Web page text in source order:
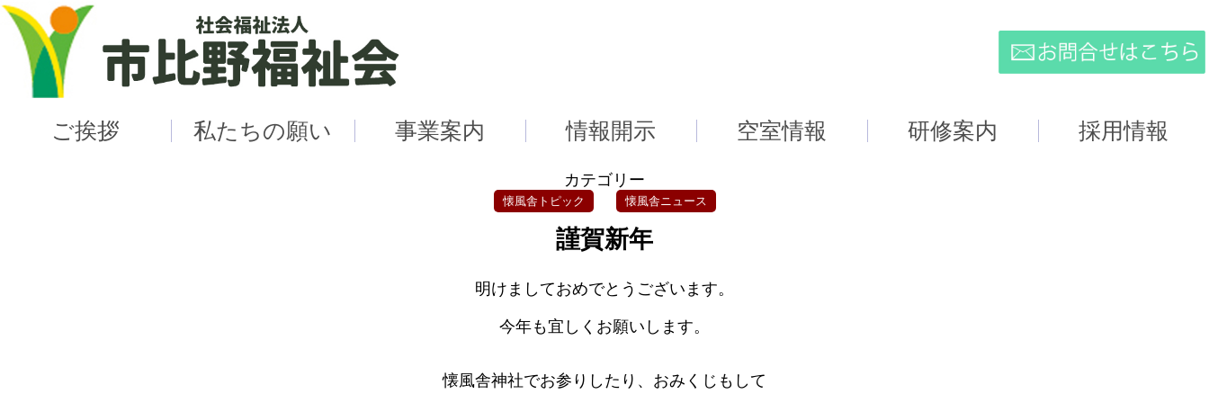
ご挨拶 私たちの願い 事業案内 情報開示 空室情報 研修案内 採用情報
カテゴリー
懐風舎トピック 懐風舎ニュース
謹賀新年
明けましておめでとうございます。
今年も宜しくお願いします。
懐風舎神社でお参りしたり、おみくじもして